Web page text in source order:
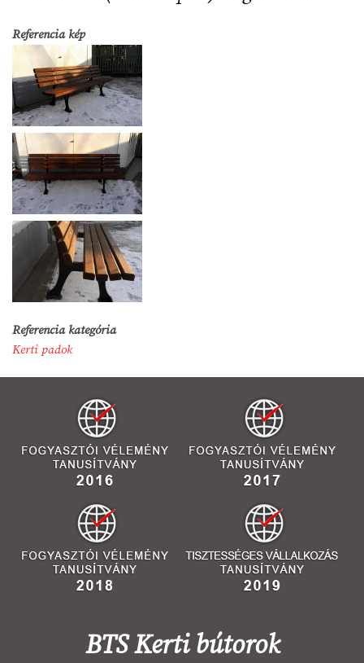
Referencia kép
Referencia kategória
Kerti padok
BTS Kerti bútorok